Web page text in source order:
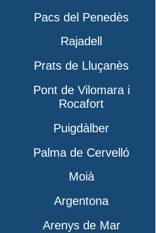
Pacs del Penedès
Rajadell
Prats de Lluçanès
Pont de Vilomara i
Rocafort
Puigdàlber
Palma de Cervelló
Moià
Argentona
Arenys de Mar